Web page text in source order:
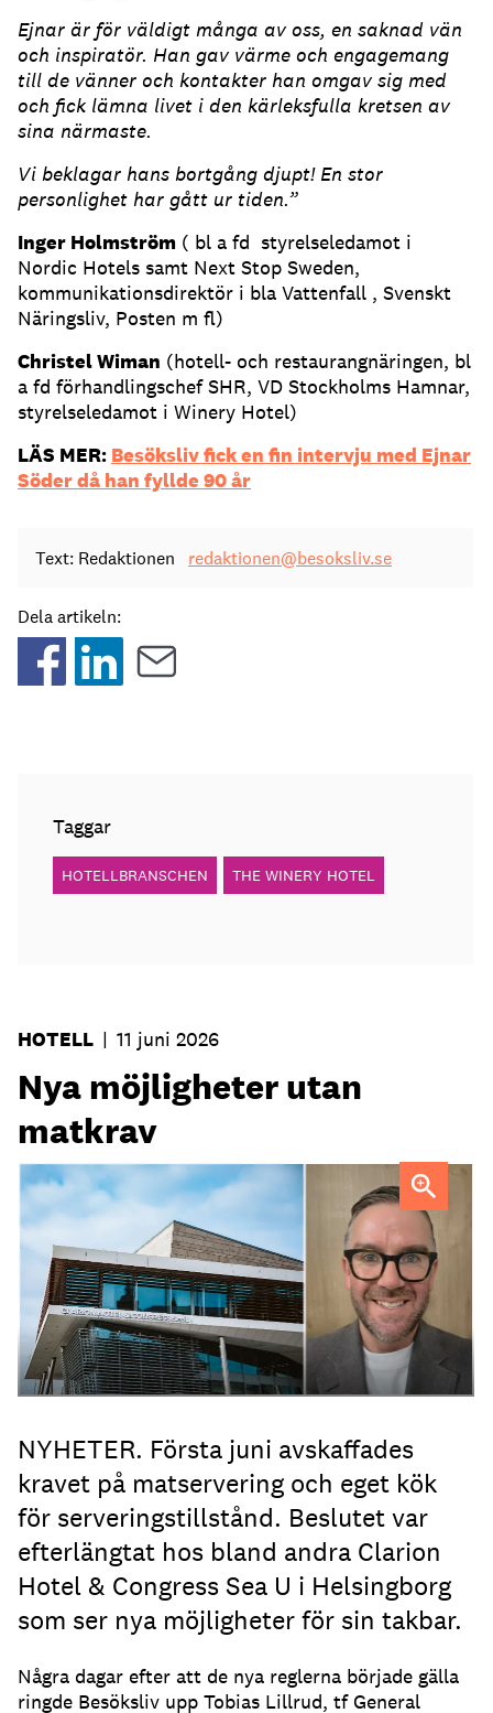
Ejnar är för väldigt många av oss, en saknad vän
och inspiratör. Han gav värme och engagemang
till de vänner och kontakter han omgav sig med
och fick lämna livet i den kärleksfulla kretsen av
sina närmaste.
Vi beklagar hans bortgång djupt! En stor
personlighet har gått ur tiden.”
Inger Holmström ( bl a fd styrelseledamot i
Nordic Hotels samt Next Stop Sweden,
kommunikationsdirektör i bla Vattenfall , Svenskt
Näringsliv, Posten m fl)
Christel Wiman (hotell- och restaurangnäringen, bl
a fd förhandlingschef SHR, VD Stockholms Hamnar,
styrelseledamot i Winery Hotel)
LÄS MER: Besöksliv fick en fin intervju med Ejnar
Söder då han fyllde 90 år
Text: Redaktionen redaktionen@besoksliv.se
Dela artikeln:
Taggar
HOTELLBRANSCHEN THE WINERY HOTEL
HOTELL | 11 juni 2026
Nya möjligheter utan
matkrav
Tobias Lillrud
NYHETER. Första juni avskaffades
kravet på matservering och eget kök
för serveringstillstånd. Beslutet var
efterlängtat hos bland andra Clarion
Hotel & Congress Sea U i Helsingborg
som ser nya möjligheter för sin takbar.
Några dagar efter att de nya reglerna började gälla
ringde Besöksliv upp Tobias Lillrud, tf General